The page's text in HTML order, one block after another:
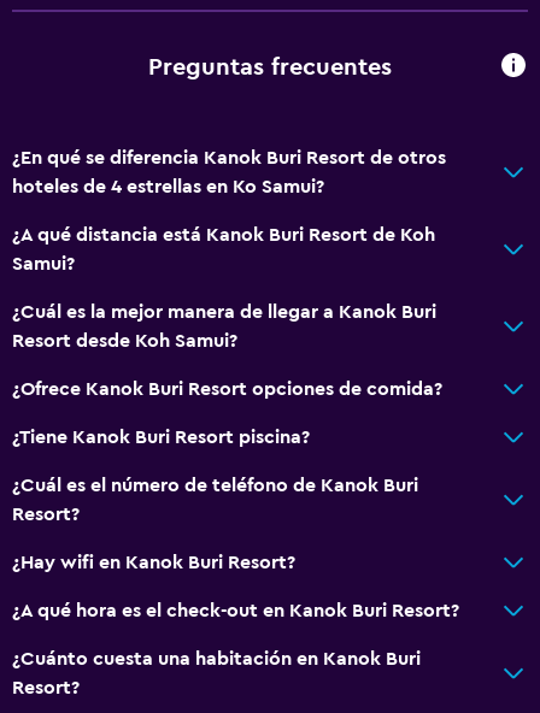
Extinguidor
Gel de ducha
Acondicionador
Servicios y facilidades
Renta de autos
Caja fuerte
Cambio de divisas
Piscina y spa
Piscina privada
Preguntas frecuentes
¿En qué se diferencia Kanok Buri Resort de otros
hoteles de 4 estrellas en Ko Samui?
¿A qué distancia está Kanok Buri Resort de Koh
Samui?
¿Cuál es la mejor manera de llegar a Kanok Buri
Resort desde Koh Samui?
¿Ofrece Kanok Buri Resort opciones de comida?
¿Tiene Kanok Buri Resort piscina?
¿Cuál es el número de teléfono de Kanok Buri
Resort?
¿Hay wifi en Kanok Buri Resort?
¿A qué hora es el check-out en Kanok Buri Resort?
¿Cuánto cuesta una habitación en Kanok Buri
Resort?